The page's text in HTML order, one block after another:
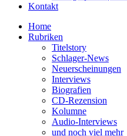
Kontakt
Home
Rubriken
Titelstory
Schlager-News
Neuerscheinungen
Interviews
Biografien
CD-Rezension
Kolumne
Audio-Interviews
und noch viel mehr